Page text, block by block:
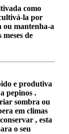
como
la por
ou mantenha-a
de
e produtiva
pepinos .
sombra ou
em climas
conservar , esta
o seu